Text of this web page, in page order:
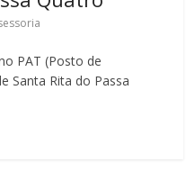
PAT (Posto de
Santa Rita do Passa